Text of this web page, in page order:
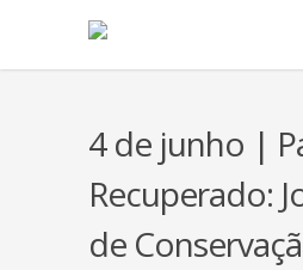
4 de junho |
Recuperado:
de